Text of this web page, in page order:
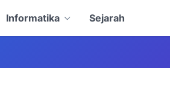
Informatika Sejarah